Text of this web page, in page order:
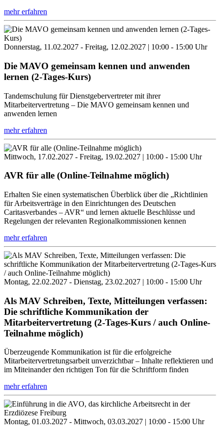
mehr erfahren
Donnerstag, 11.02.2027 - Freitag, 12.02.2027 | 10:00 - 15:00 Uhr
Die MAVO gemeinsam kennen und anwenden
lernen (2-Tages-Kurs)
Tandemschulung für Dienstgebervertreter mit ihrer
Mitarbeitervertretung – Die MAVO gemeinsam kennen und
anwenden lernen
mehr erfahren
Mittwoch, 17.02.2027 - Freitag, 19.02.2027 | 10:00 - 15:00 Uhr
AVR für alle (Online-Teilnahme möglich)
Erhalten Sie einen systematischen Überblick über die „Richtlinien
für Arbeitsverträge in den Einrichtungen des Deutschen
Caritasverbandes – AVR“ und lernen aktuelle Beschlüsse und
Regelungen der relevanten Regionalkommissionen kennen
mehr erfahren
Montag, 22.02.2027 - Dienstag, 23.02.2027 | 10:00 - 15:00 Uhr
Als MAV Schreiben, Texte, Mitteilungen verfassen:
Die schriftliche Kommunikation der
Mitarbeitervertretung (2-Tages-Kurs / auch Online-
Teilnahme möglich)
Überzeugende Kommunikation ist für die erfolgreiche
Mitarbeitervertretungsarbeit unverzichtbar – Inhalte reflektieren und
im Miteinander den richtigen Ton für die Schriftform finden
mehr erfahren
Montag, 01.03.2027 - Mittwoch, 03.03.2027 | 10:00 - 15:00 Uhr